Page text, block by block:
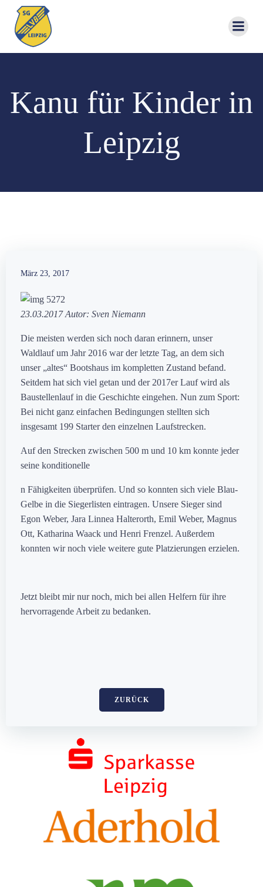
Kanu für Kinder in
Leipzig
März 23, 2017
23.03.2017 Autor: Sven Niemann
Die meisten werden sich noch daran erinnern, unser
Waldlauf um Jahr 2016 war der letzte Tag, an dem sich
unser „altes“ Bootshaus im kompletten Zustand befand.
Seitdem hat sich viel getan und der 2017er Lauf wird als
Baustellenlauf in die Geschichte eingehen. Nun zum Sport:
Bei nicht ganz einfachen Bedingungen stellten sich
insgesamt 199 Starter den einzelnen Laufstrecken.
Auf den Strecken zwischen 500 m und 10 km konnte jeder
seine konditionelle
n Fähigkeiten überprüfen. Und so konnten sich viele Blau-
Gelbe in die Siegerlisten eintragen. Unsere Sieger sind
Egon Weber, Jara Linnea Halterorth, Emil Weber, Magnus
Ott, Katharina Waack und Henri Frenzel. Außerdem
konnten wir noch viele weitere gute Platzierungen erzielen.
Jetzt bleibt mir nur noch, mich bei allen Helfern für ihre
hervorragende Arbeit zu bedanken.
ZURÜCK